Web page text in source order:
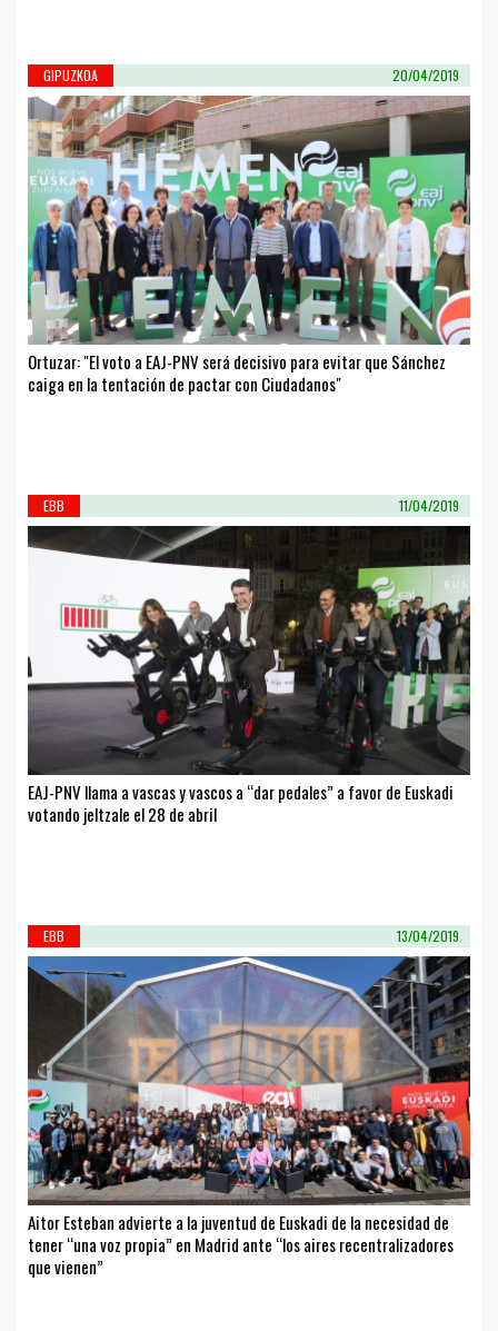
GIPUZKOA 20/04/2019
Ortuzar: "El voto a EAJ-PNV será decisivo para evitar que Sánchez
caiga en la tentación de pactar con Ciudadanos"
EBB 11/04/2019
EAJ-PNV llama a vascas y vascos a “dar pedales” a favor de Euskadi
votando jeltzale el 28 de abril
EBB 13/04/2019
Aitor Esteban advierte a la juventud de Euskadi de la necesidad de
tener “una voz propia” en Madrid ante “los aires recentralizadores
que vienen”